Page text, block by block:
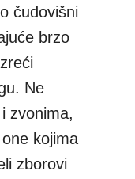
čudovišni
brzo
Ne
zvonima,
kojima
zborovi